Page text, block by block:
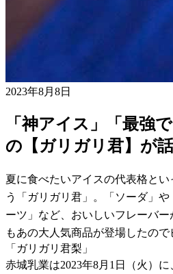
2023年8月8日
「神アイス」「最強
の【ガリガリ君】が
夏に食べたいアイスの代表格と
う「ガリガリ君」。「ソーダ」
ーツ」など、おいしいフレーバ
もあの大人気商品が登場したので
「ガリガリ君梨」
赤城乳業は2023年8月1日（火）